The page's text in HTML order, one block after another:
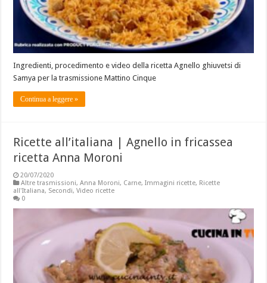
Ingredienti, procedimento e video della ricetta Agnello ghiuvetsi di
Samya per la trasmissione Mattino Cinque
Continua a leggere »
Ricette all’italiana | Agnello in fricassea
ricetta Anna Moroni
20/07/2020
Altre trasmissioni,Anna Moroni, Carne,Immagini ricette, Ricette
all'Italiana, Secondi,Video ricette
0